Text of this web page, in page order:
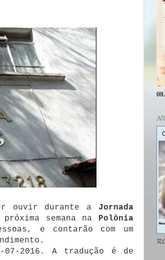
ouvir durante a Jornada
semana na Polônia
e contarão com um
2016. A tradução é de